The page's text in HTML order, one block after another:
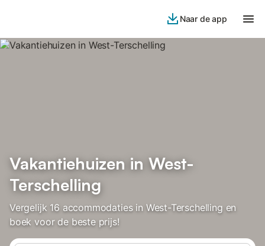
Naar de app
Vakantiehuizen in West-
Terschelling
Vergelijk 16 accommodaties in West-Terschelling en
boek voor de beste prijs!